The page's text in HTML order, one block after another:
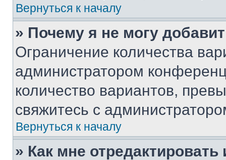
Вернуться к началу
» Почему я не могу
Ограничение количества
администратором
количество вариантов,
свяжитесь с
Вернуться к началу
» Как мне